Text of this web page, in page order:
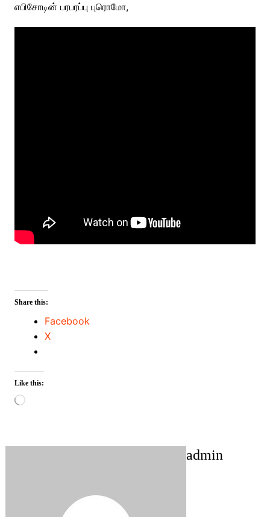
எபிசோடின் பரபரப்பு புரொமோ,
Share this:
Facebook
X
Like this:
Loading…
admin